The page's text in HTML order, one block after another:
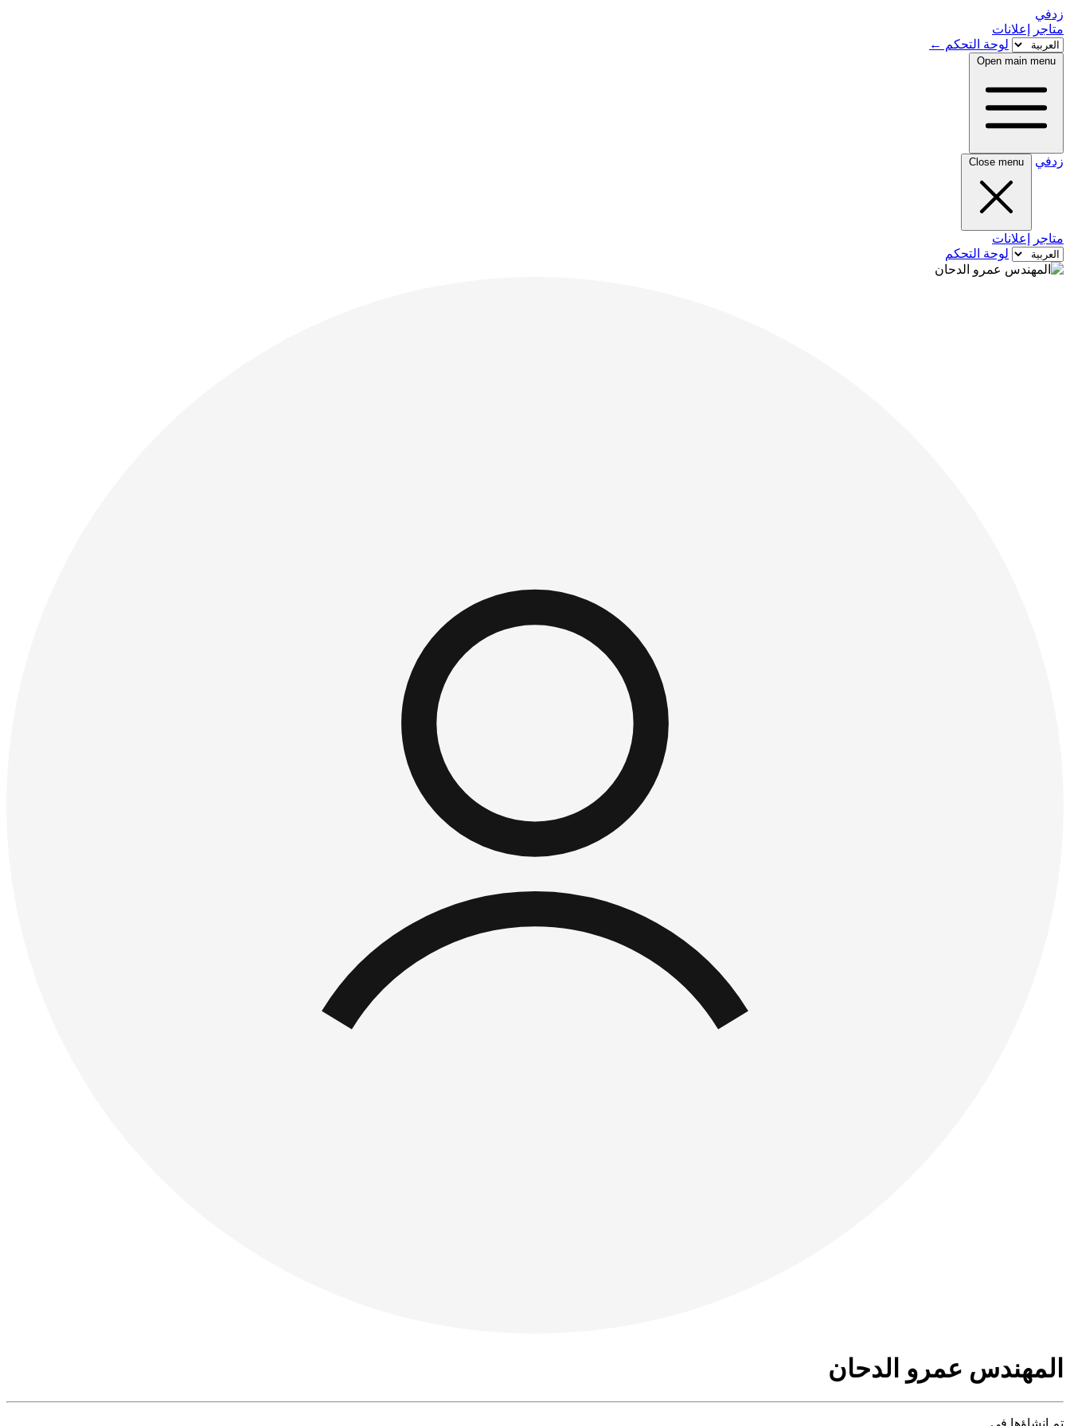
زدفي
متاجر
إعلانات
لوحة التحكم ←
Open main menu
زدفي Close menu
متاجر
إعلانات
لوحة التحكم
المهندس عمرو الدحان
تم إنشاؤها في